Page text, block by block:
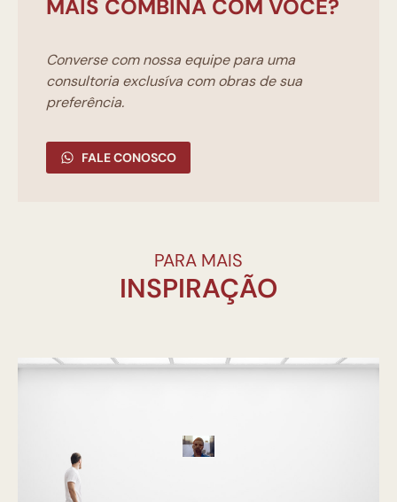
MAIS COMBINA COM VOCÊ?
Converse com nossa equipe para uma
consultoria exclusíva com obras de sua
preferência.
FALE CONOSCO
PARA MAIS
INSPIRAÇÃO